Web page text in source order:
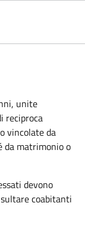
unite
reciproca
vincolate da
da matrimonio o
devono
coabitanti